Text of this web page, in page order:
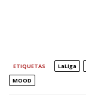
ETIQUETAS LaLiga
MOOD